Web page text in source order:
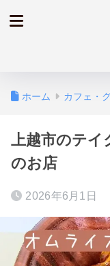
ホーム カフェ・
上越市のテイ
のお店
2026年6月1日